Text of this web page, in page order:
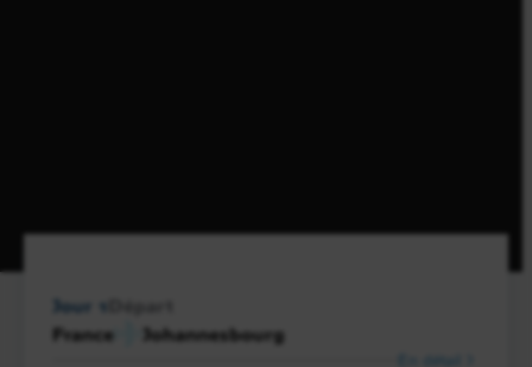
Jour 1
France
Johannesbourg